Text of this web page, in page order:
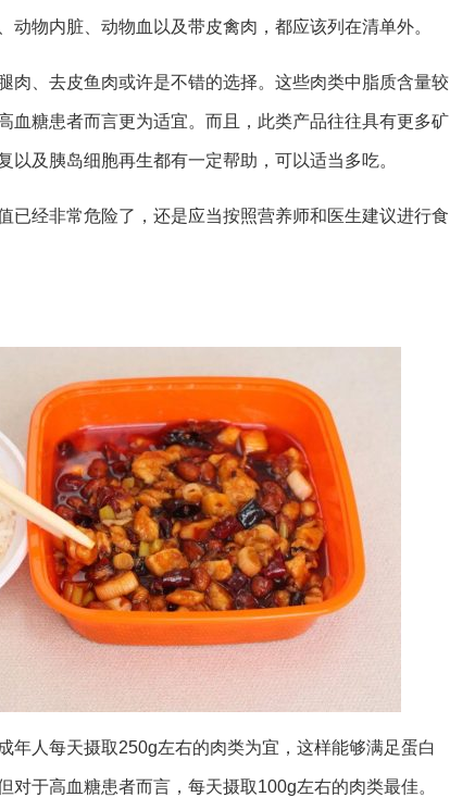
动物内脏、动物血以及带皮禽肉，都应该列在清单外。
肉、去皮鱼肉或许是不错的选择。这些肉类中脂质含量较
血糖患者而言更为适宜。而且，此类产品往往具有更多矿
及胰岛细胞再生都有一定帮助，可以适当多吃。
已经非常危险了，还是应当按照营养师和医生建议进行食
年人每天摄取250g左右的肉类为宜，这样能够满足蛋白
对于高血糖患者而言，每天摄取100g左右的肉类最佳。